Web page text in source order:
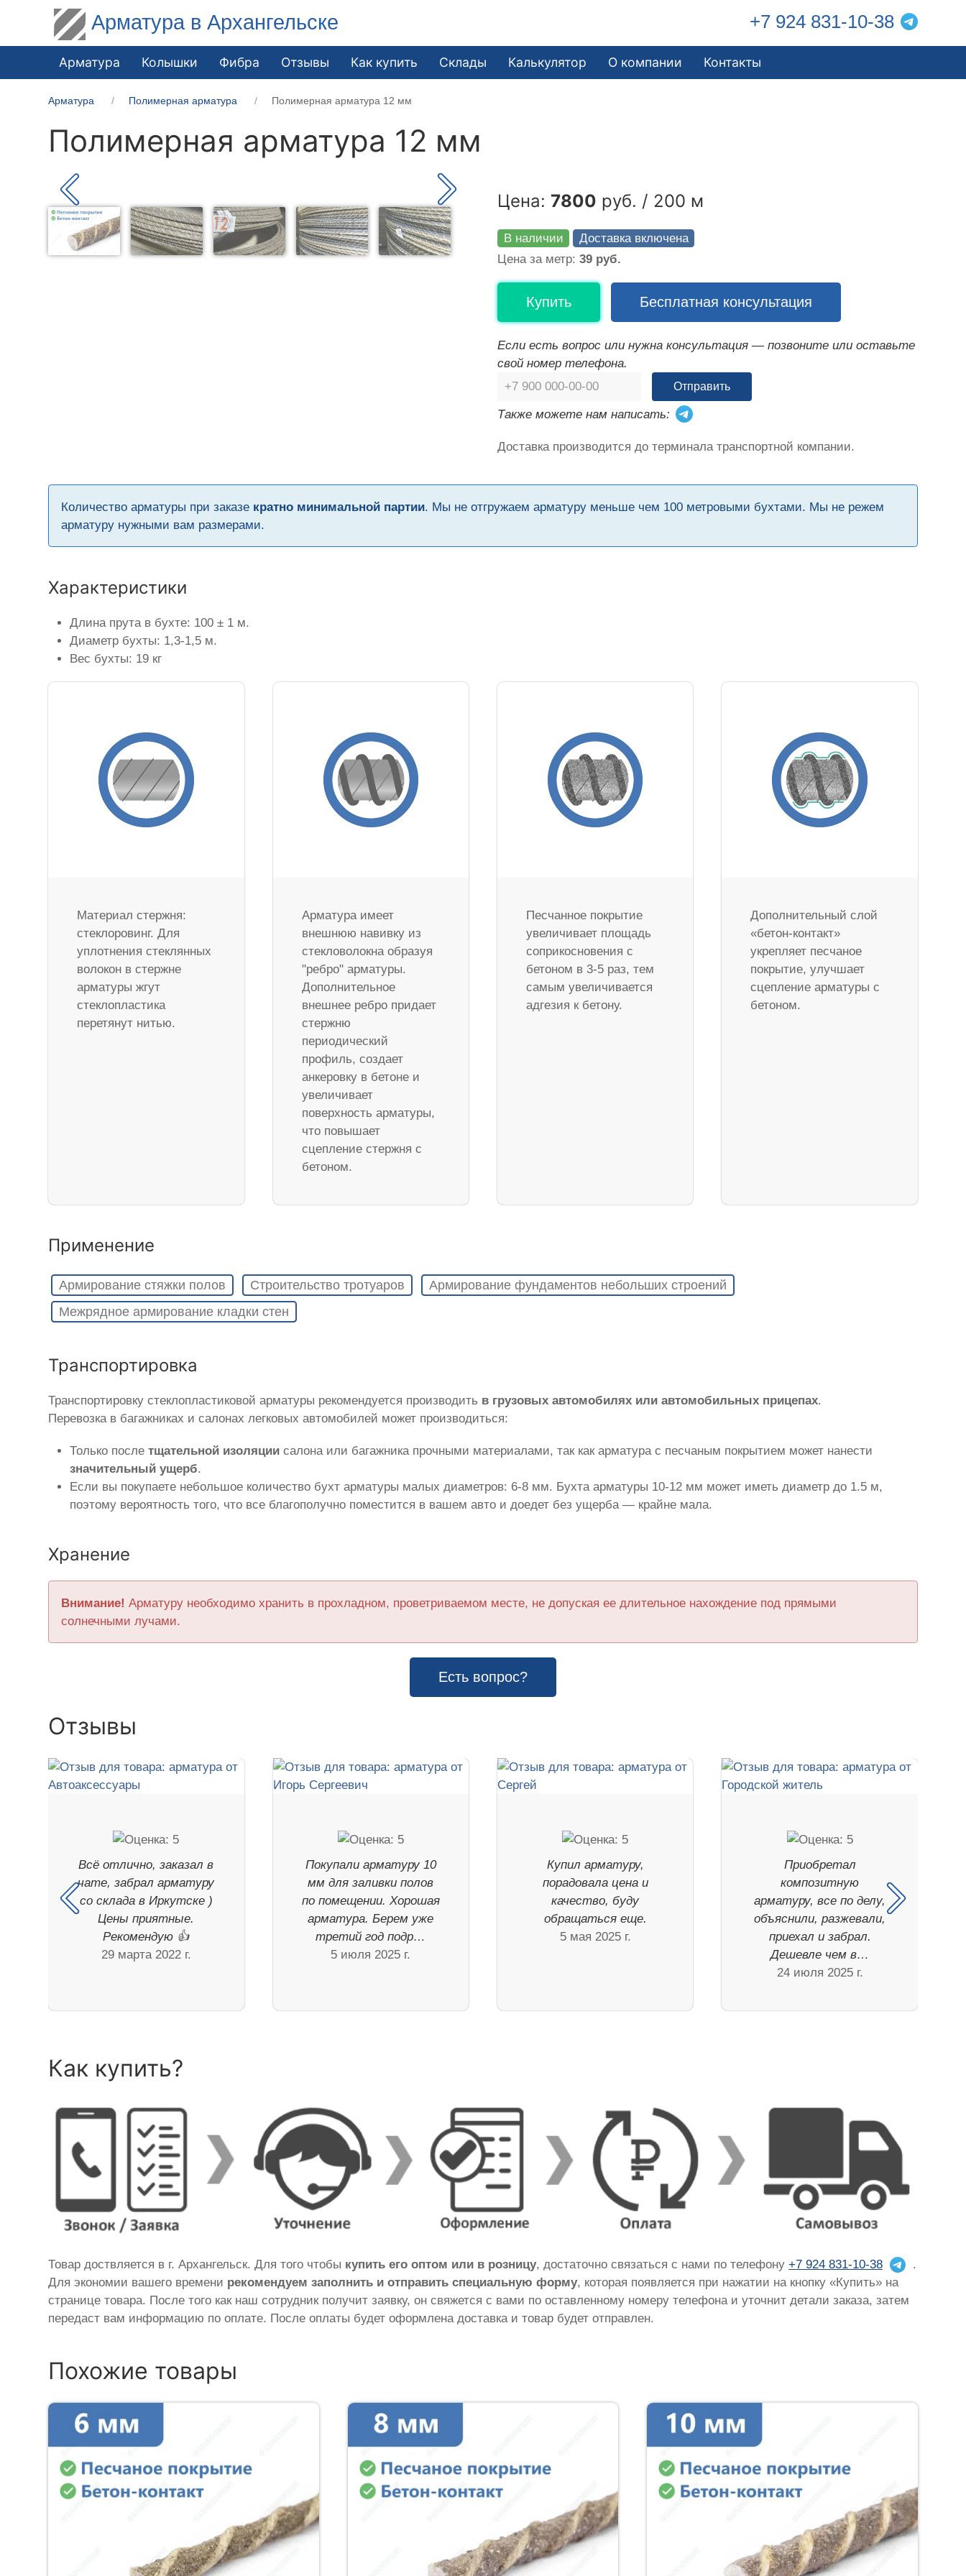
Арматура в Архангельске +7 924 831-10-38
Арматура Колышки Фибра Отзывы Как купить Склады Калькулятор О компании Контакты
Арматура Полимерная арматура Полимерная арматура 12 мм
Полимерная арматура 12 мм
Цена: 7800 руб. / 200 м
В наличии
Доставка включена
Цена за метр: 39 руб.
Купить Бесплатная консультация
Если есть вопрос или нужна консультация — позвоните или оставьте
свой номер телефона.
Отправить
Также можете нам написать:
Доставка производится до терминала транспортной компании.
Количество арматуры при заказе кратно минимальной партии. Мы не отгружаем арматуру меньше чем 100 метровыми бухтами. Мы не режем
арматуру нужными вам размерами.
Характеристики
Длина прута в бухте: 100 ± 1 м.
Диаметр бухты: 1,3-1,5 м.
Вес бухты: 19 кг
Материал стержня:
стеклоровинг. Для
уплотнения стеклянных
волокон в стержне
арматуры жгут
стеклопластика
перетянут нитью.
Арматура имеет
внешнюю навивку из
стекловолокна образуя
"ребро" арматуры.
Дополнительное
внешнее ребро придает
стержню
периодический
профиль, создает
анкеровку в бетоне и
увеличивает
поверхность арматуры,
что повышает
сцепление стержня с
бетоном.
Песчанное покрытие
увеличивает площадь
соприкосновения с
бетоном в 3-5 раз, тем
самым увеличивается
адгезия к бетону.
Дополнительный слой
«бетон-контакт»
укрепляет песчаное
покрытие, улучшает
сцепление арматуры с
бетоном.
Применение
Армирование стяжки полов Строительство тротуаров
Армирование фундаментов небольших строений
Межрядное армирование кладки стен
Транспортировка
Транспортировку стеклопластиковой арматуры рекомендуется производить в грузовых автомобилях или автомобильных прицепах.
Перевозка в багажниках и салонах легковых автомобилей может производиться:
Только послетщательной изоляции салона или багажника прочными материалами, так как арматура с песчаным покрытием может нанести
значительный ущерб.
Если вы покупаете небольшое количество бухт арматуры малых диаметров: 6-8 мм. Бухта арматуры 10-12 мм может иметь диаметр до 1.5 м,
поэтому вероятность того, что все благополучно поместится в вашем авто и доедет без ущерба — крайне мала.
Хранение
Внимание! Арматуру необходимо хранить в прохладном, проветриваемом месте, не допуская ее длительное нахождение под прямыми
солнечными лучами.
Есть вопрос?
Отзывы
Всё отлично, заказал в
чате, забрал арматуру
со склада в Иркутске )
Цены приятные.
Рекомендую 👍
29 марта 2022 г.
Покупали арматуру 10
мм для заливки полов
по помещении. Хорошая
арматура. Берем уже
третий год подр…
5 июля 2025 г.
Купил арматуру,
порадовала цена и
качество, буду
обращаться еще.
5 мая 2025 г.
Приобретал
композитную
арматуру, все по делу,
объяснили, разжевали,
приехал и забрал.
Дешевле чем в…
24 июля 2025 г.
Как купить?
Товар доствляется в г. Архангельск. Для того чтобы купить его оптом или в розницу, достаточно связаться с нами по телефону+7 924 831-10-38
.
Для экономии вашего времени рекомендуем заполнить и отправить специальную форму, которая появляется при нажатии на кнопку «Купить» на
странице товара. После того как наш сотрудник получит заявку, он свяжется с вами по оставленному номеру телефона и уточнит детали заказа, затем
передаст вам информацию по оплате. После оплаты будет оформлена доставка и товар будет отправлен.
Похожие товары